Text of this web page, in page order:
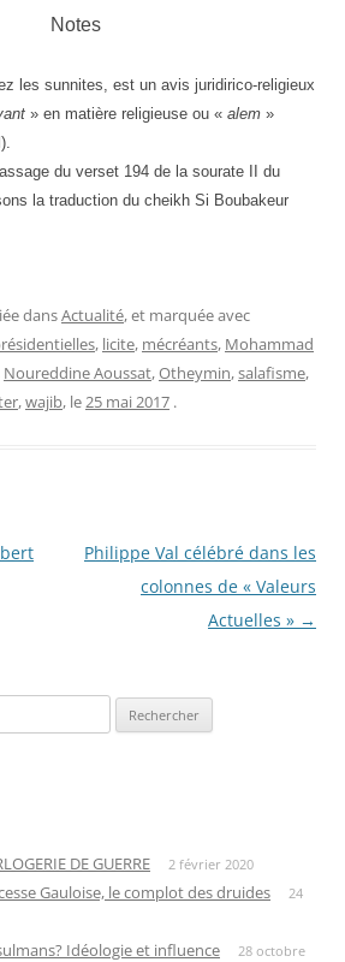
Notes
les sunnites, est un avis juridirico-religieux
» en matière religieuse ou « alem »
du verset 194 de la sourate II du
la traduction du cheikh Si Boubakeur
dansActualité, et marquée avec
, licite, mécréants, Mohammad
Noureddine Aoussat,Otheymin,salafisme,
,wajib, le25 mai 2017 .
Philippe Val célébré dans les
colonnes de « Valeurs
Actuelles » →
DE GUERRE 2 février 2020
Gauloise, le complot des druides
24
Idéologie et influence
28 octobre